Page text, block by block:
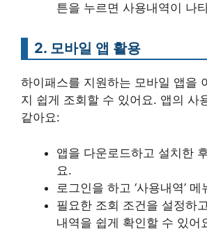
튼을 누르면 사용내역이 나
2. 모바일 앱 활용
하이패스를 지원하는 모바일 앱을
지 쉽게 조회할 수 있어요. 앱의 사
같아요:
앱을 다운로드하고 설치한
요.
로그인을 하고 ‘사용내역’
필요한 조회 조건을 설정하
내역을 쉽게 확인할 수 있어